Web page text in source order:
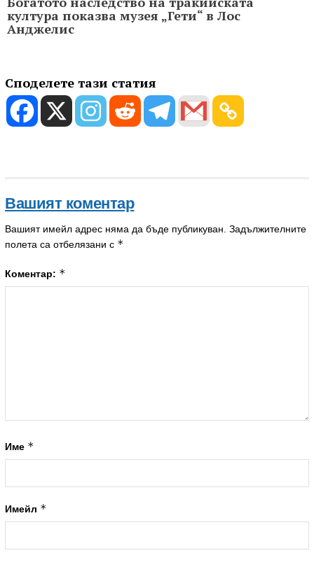
култура показва музея „Гети“ в Лос
Анджелис
Споделете тази статия
Вашият коментар
Вашият имейл адрес няма да бъде публикуван. Задължителните
полета са отбелязани с *
Коментар: *
Име *
Имейл *